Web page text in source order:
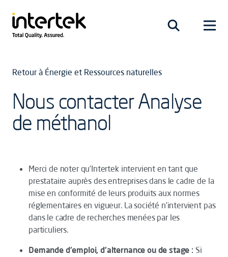
Retour à Énergie et Ressources naturelles
Nous contacter Analyse
de méthanol
Merci de noter qu’Intertek intervient en tant que
prestataire auprès des entreprises dans le cadre de la
mise en conformité de leurs produits aux normes
réglementaires en vigueur. La société n’intervient pas
dans le cadre de recherches menées par les
particuliers.
Demande d'emploi, d'alternance ou de stage : Si